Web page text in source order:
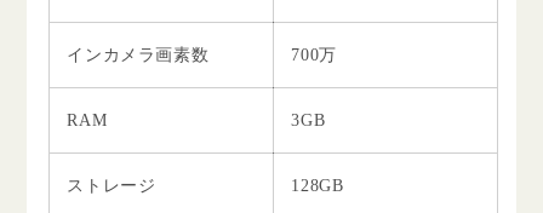
インカメラ画素数 700万
RAM 3GB
ストレージ 128GB